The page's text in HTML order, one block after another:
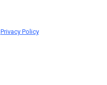
Privacy Policy